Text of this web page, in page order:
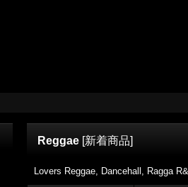
Reggae [新着商品]
Lovers Reggae, Dancehall, Ragga